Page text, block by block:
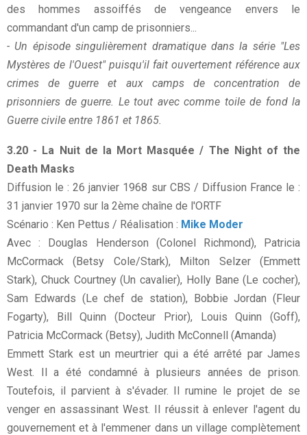
des hommes assoiffés de vengeance envers le
commandant d'un camp de prisonniers...
- Un épisode singulièrement dramatique dans la série "Les
Mystères de l'Ouest" puisqu'il fait ouvertement référence aux
crimes de guerre et aux camps de concentration de
prisonniers de guerre. Le tout avec comme toile de fond la
Guerre civile entre 1861 et 1865.
3.20 - La Nuit de la Mort Masquée / The Night of the
Death Masks
Diffusion le : 26 janvier 1968 sur CBS / Diffusion France le :
31 janvier 1970 sur la 2ème chaîne de l'ORTF
Scénario : Ken Pettus / Réalisation : Mike Moder
Avec : Douglas Henderson (Colonel Richmond), Patricia
McCormack (Betsy Cole/Stark), Milton Selzer (Emmett
Stark), Chuck Courtney (Un cavalier), Holly Bane (Le cocher),
Sam Edwards (Le chef de station), Bobbie Jordan (Fleur
Fogarty), Bill Quinn (Docteur Prior), Louis Quinn (Goff),
Patricia McCormack (Betsy), Judith McConnell (Amanda)
Emmett Stark est un meurtrier qui a été arrêté par James
West. Il a été condamné à plusieurs années de prison.
Toutefois, il parvient à s'évader. Il rumine le projet de se
venger en assassinant West. Il réussit à enlever l'agent du
gouvernement et à l'emmener dans un village complètement